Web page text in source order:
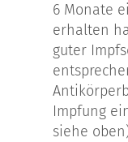
6 Monate
erhalten
guter
Impfung
siehe